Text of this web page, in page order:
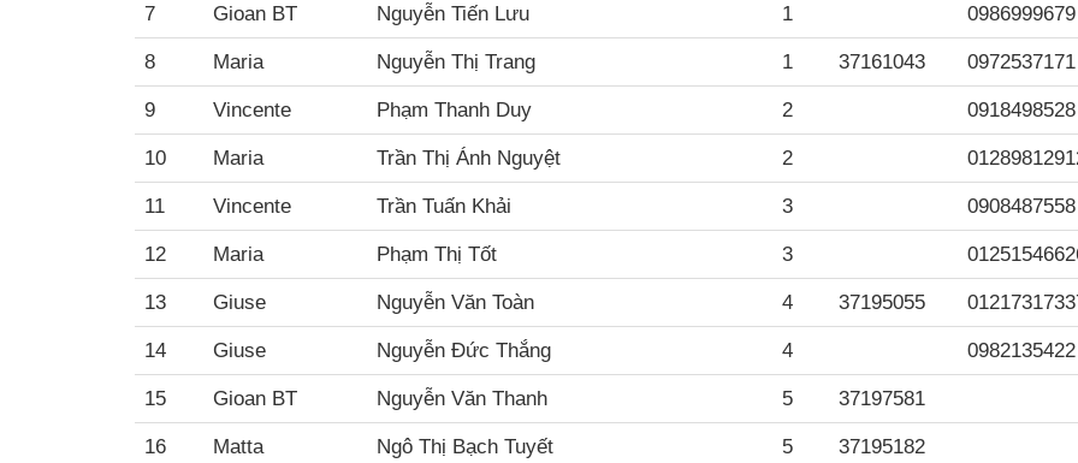
7 Gioan BT Nguyễn Tiến Lưu 1 0986999679
8 Maria Nguyễn Thị Trang 1 37161043 0972537171
9 Vincente Phạm Thanh Duy 2 0918498528
10 Maria Trần Thị Ánh Nguyệt 2
11 Vincente Trần Tuấn Khải 3 0908487558
12 Maria Phạm Thị Tốt 3
13 Giuse Nguyễn Văn Toàn 4 37195055
14 Giuse Nguyễn Đức Thắng 4 0982135422
15 Gioan BT Nguyễn Văn Thanh 5 37197581
16 Matta Ngô Thị Bạch Tuyết 5 37195182